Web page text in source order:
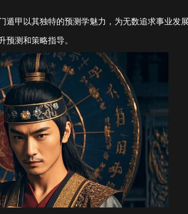
遁甲以其独特的预测学魅力，为无数追求事业
预测和策略指导。